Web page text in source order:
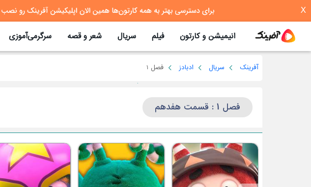
X
انیمیشن و کارتون فیلم سریال شعر و قصه سرگرمی‌آموزی
آفرینک سریال ادبادز فصل 1
فصل 1 : قسمت هفدهم